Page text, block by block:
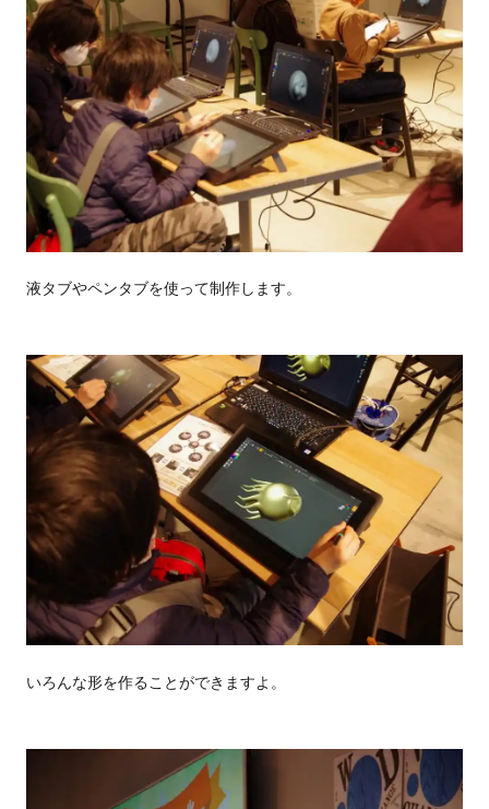
液タブやペンタブを使って制作します。
いろんな形を作ることができますよ。